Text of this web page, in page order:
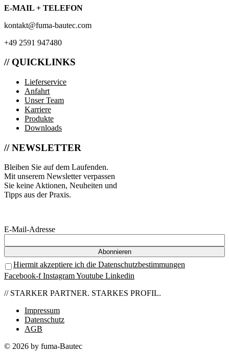
E-MAIL + TELEFON
kontakt@fuma-bautec.com
+49 2591 947480
// QUICKLINKS
Lieferservice
Anfahrt
Unser Team
Karriere
Produkte
Downloads
// NEWSLETTER
Bleiben Sie auf dem Laufenden.
Mit unserem Newsletter verpassen
Sie keine Aktionen, Neuheiten und
Tipps aus der Praxis.
E-Mail-Adresse
Hiermit akzeptiere ich die Datenschutzbestimmungen
Facebook-f InstagramYoutube Linkedin
// STARKER PARTNER. STARKES PROFIL.
Impressum
Datenschutz
AGB
© 2026 by fuma-Bautec